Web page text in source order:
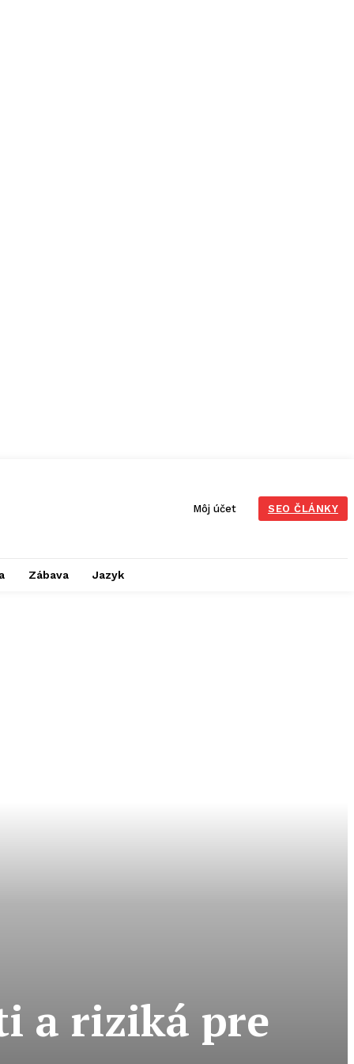
Môj účet SEO ČLÁNKY
Zábava Jazyk
a riziká pre